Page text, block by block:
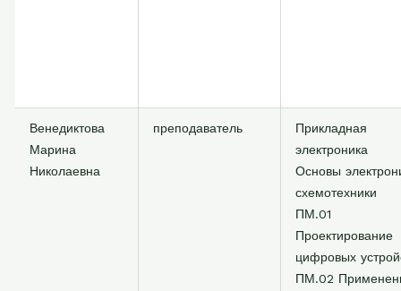
Венедиктова
Марина
Николаевна
преподаватель
Прикладная
электроника
Основы
схемотехники
ПМ.01
Проектирование
цифровых
ПМ.02